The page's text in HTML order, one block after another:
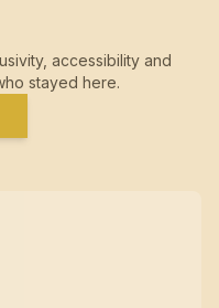
accessibility and
stayed here.